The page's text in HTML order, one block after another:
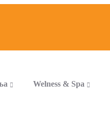
Welness & Spa